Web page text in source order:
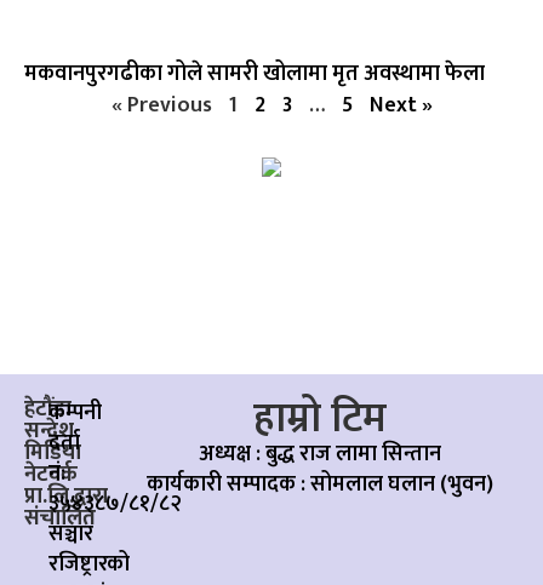
मकवानपुरगढीका गोले सामरी खोलामा मृत अवस्थामा फेला
« Previous 1 2 3 … 5 Next »
हेटौंडा
सन्देश
मिडिया
नेटवर्क
प्रा.लि.द्वारा
संचालित
कम्पनी
दर्ता
नं:
३५४३८७/८१/८२
सञ्चार
रजिष्ट्रारको
हाम्रो टिम
अध्यक्ष : बुद्ध राज लामा सिन्तान
कार्यकारी सम्पादक :सोमलाल घलान (भुवन)